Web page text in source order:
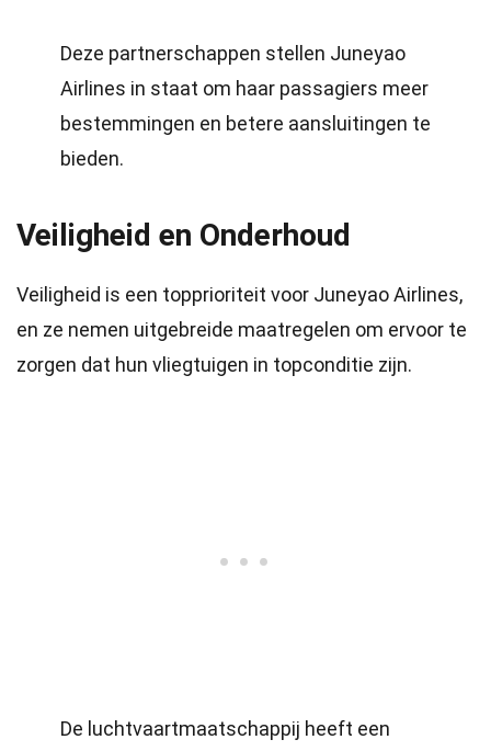
Deze partnerschappen stellen Juneyao
Airlines in staat om haar passagiers meer
bestemmingen en betere aansluitingen te
bieden.
Veiligheid en Onderhoud
Veiligheid is een topprioriteit voor Juneyao Airlines,
en ze nemen uitgebreide maatregelen om ervoor te
zorgen dat hun vliegtuigen in topconditie zijn.
De luchtvaartmaatschappij heeft een